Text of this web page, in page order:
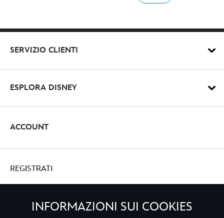
SERVIZIO CLIENTI
ESPLORA DISNEY
ACCOUNT
REGISTRATI
INFORMAZIONI SUI COOKIES